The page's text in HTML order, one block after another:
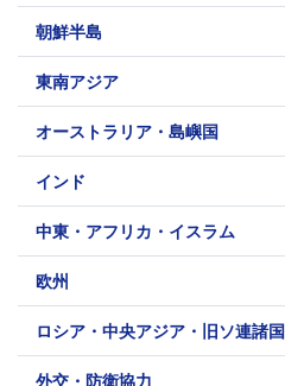
朝鮮半島
東南アジア
オーストラリア・島嶼国
インド
中東・アフリカ・イスラム
欧州
ロシア・中央アジア・旧ソ連諸国
外交・防衛協力